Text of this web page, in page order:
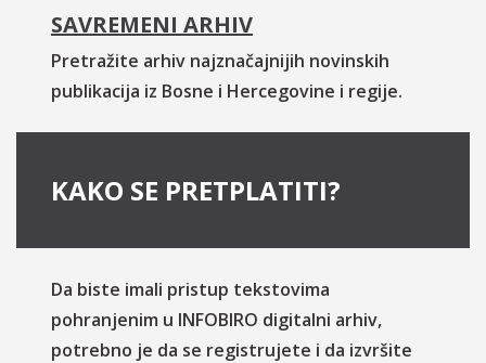
SAVREMENI ARHIV
Pretražite arhiv najznačajnijih novinskih
publikacija iz Bosne i Hercegovine i regije.
KAKO SE PRETPLATITI?
Da biste imali pristup tekstovima
pohranjenim u INFOBIRO digitalni arhiv,
potrebno je da se registrujete i da izvršite